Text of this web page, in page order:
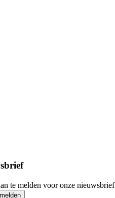
te melden voor onze nieuwsbrief